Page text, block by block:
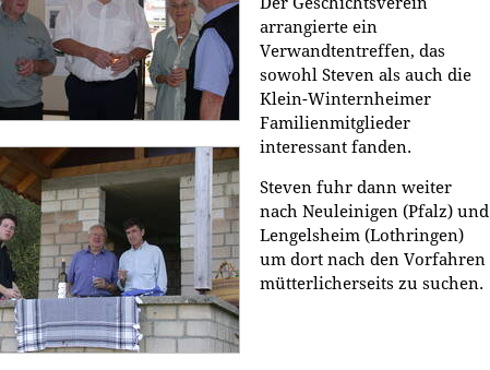
arrangierte ein
Verwandtentreffen, das
sowohl Steven als auch die
Klein-Winternheimer
Familienmitglieder
interessant fanden.
Steven fuhr dann weiter
nach Neuleinigen (Pfalz) und
Lengelsheim (Lothringen)
um dort nach den Vorfahren
mütterlicherseits zu suchen.